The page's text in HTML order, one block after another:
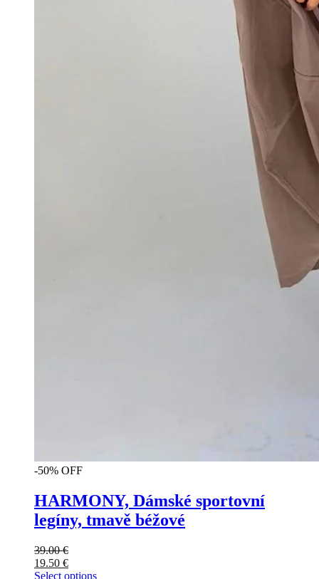
-50% OFF
HARMONY, Dámské sportovní
legíny, tmavě béžové
39.00€
19.50 €
Select options